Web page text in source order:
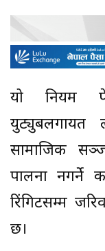
यो नियम
युट्युबलगायत
सामाजिक
पालना नगर्ने
रिंगिटसम्म
छ।